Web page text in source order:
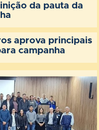
da pauta da
aprova principais
campanha